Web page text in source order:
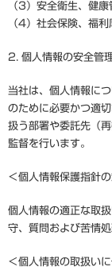
（3）安全衛生、健
（4）社会保険、福
2. 個人情報の安全管
当社は、個人情報に
のために必要かつ適
扱う部署や委託先（
監督を行います。
＜個人情報保護指針
個人情報の適正な取
守、質問および苦情
＜個人情報の取扱い